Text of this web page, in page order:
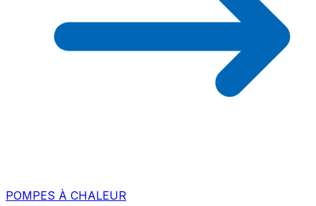
POMPES À CHALEUR